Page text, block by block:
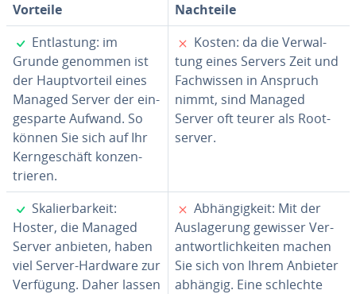
Vorteile
Nachteile
✓
Ent­las­tung: im
Grunde genommen ist
der Haupt­vor­teil eines
Managed Server der ein­
ge­spar­te Aufwand. So
können Sie sich auf Ihr
Kern­ge­schäft kon­zen­
trie­ren.
✗
Kosten: da die Ver­wal­
tung eines Servers Zeit und
Fach­wis­sen in Anspruch
nimmt, sind Managed
Server oft teurer als Root­
ser­ver.
✓
Ska­lier­bar­keit:
Hoster, die Managed
Server anbieten, haben
viel Server-Hardware zur
Verfügung. Daher lassen
✗
Ab­hän­gig­keit: Mit der
Aus­la­ge­rung gewisser Ver­
ant­wort­lich­kei­ten machen
Sie sich von Ihrem Anbieter
abhängig. Eine schlechte